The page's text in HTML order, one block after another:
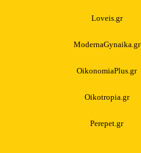
Loveis.gr
ModernaGynaika.gr
OikonomiaPlus.gr
Oikotropia.gr
Perepet.gr